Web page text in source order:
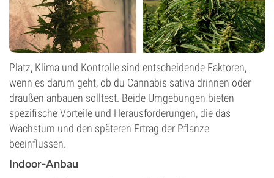
Platz, Klima und Kontrolle sind entscheidende Faktoren,
wenn es darum geht, ob du Cannabis sativa drinnen oder
draußen anbauen solltest. Beide Umgebungen bieten
spezifische Vorteile und Herausforderungen, die das
Wachstum und den späteren Ertrag der Pflanze
beeinflussen.
Indoor-Anbau